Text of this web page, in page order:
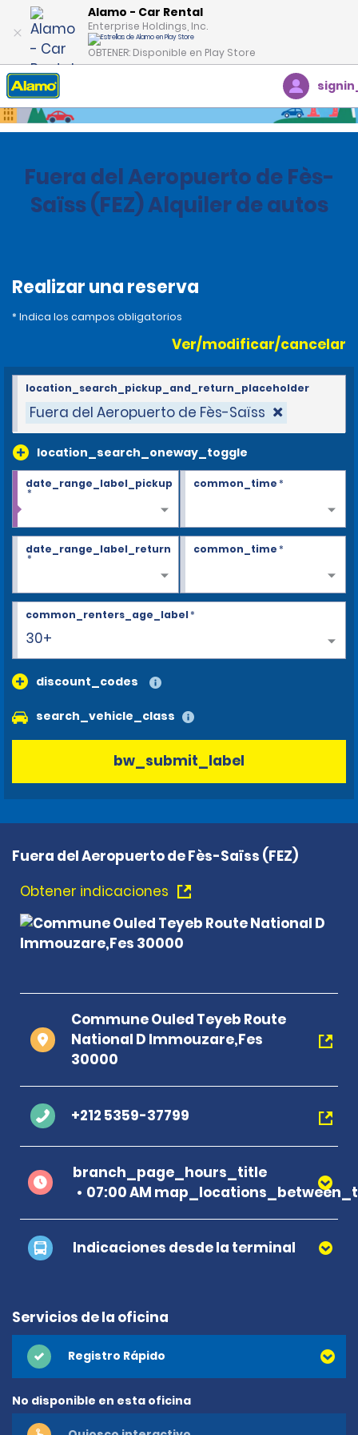
Alamo - Car Rental
Enterprise Holdings, Inc.
OBTENER: Disponible en Play Store
Inicio Oficinas
Fuera del Aeropuerto de Fès-
Saïss (FEZ) Alquiler de autos
Realizar una reserva
* Indica los campos obligatorios
Ver/modificar/cancelar
Fuera del Aeropuerto de Fès-Saïss
location_search_oneway_toggle
location_search_pickup_and_return_placeholder
date_range_label_pickup
*
common_time*
date_range_label_return
*
common_time*
30+
common_renters_age_label*
discount_codes
search_vehicle_class
bw_submit_label
Fuera del Aeropuerto de Fès-Saïss (FEZ)
Obtener indicaciones
Commune Ouled Teyeb Route
National D Immouzare,Fes
30000
+212 5359-37799
branch_page_hours_title
07:00 AM
Indicaciones desde la terminal
Servicios de la oficina
Registro Rápido
No disponible en esta oficina